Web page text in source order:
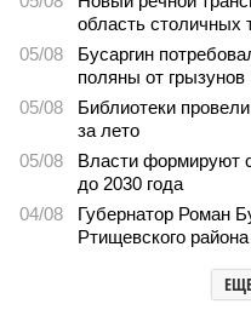
Калинин: ограничение
помогает защищать
Барьер для
Калинин: ограничение доступа
граждан от цифровых